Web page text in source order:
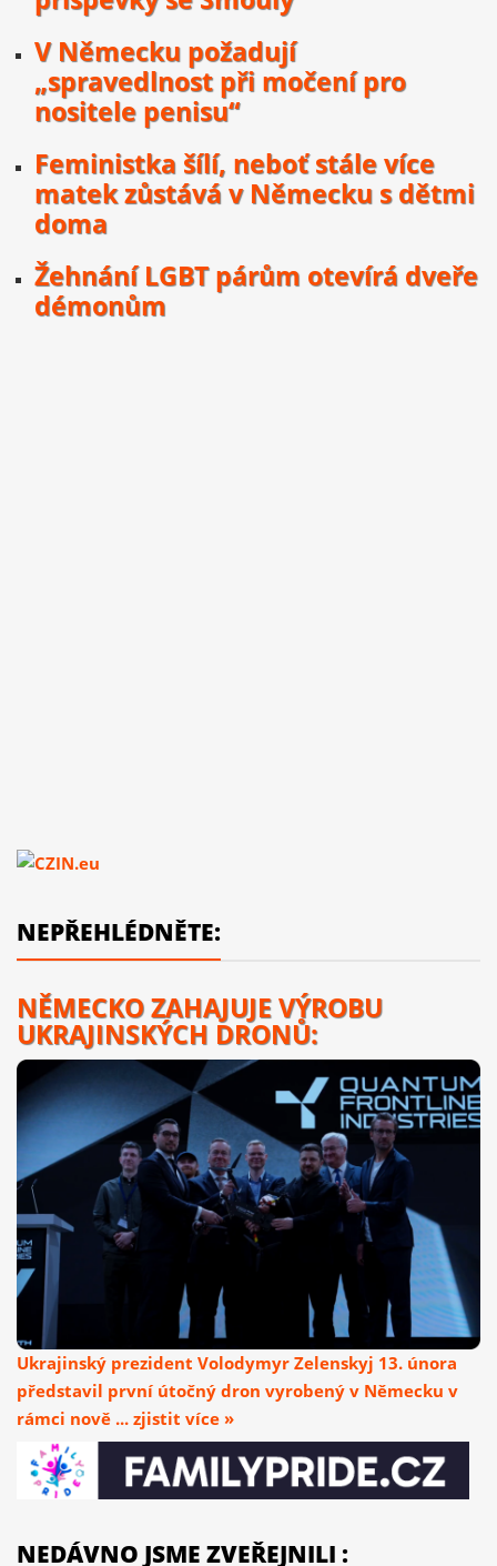
V Německu požadují
„spravedlnost při močení pro
nositele penisu“
Feministka šílí, neboť stále více
matek zůstává v Německu s dětmi
doma
Žehnání LGBT párům otevírá dveře
démonům
NEPŘEHLÉDNĚTE:
NĚMECKO ZAHAJUJE VÝROBU
UKRAJINSKÝCH DRONŮ:
Ukrajinský prezident Volodymyr Zelenskyj 13. února
představil první útočný dron vyrobený v Německu v
rámci nově ... zjistit více »
NEDÁVNO JSME ZVEŘEJNILI :